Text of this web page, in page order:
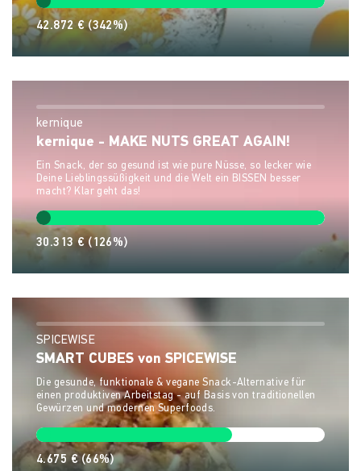
42.872 €(342%)
kernique
kernique - MAKE NUTS GREAT AGAIN!
Ein Snack, der so gesund ist wie pure Nüsse, so lecker wie
Deine Lieblingssüßigkeit und die Welt ein BISSEN besser
macht? Klar geht das!
30.313 € (126%)
SPICEWISE
SMART CUBES von SPICEWISE
Die gesunde, funktionale & vegane Snack-Alternative für
einen produktiven Arbeitstag - auf Basis von traditionellen
Gewürzen und modernen Superfoods.
4.675 € (66%)